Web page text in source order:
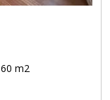
60 m2